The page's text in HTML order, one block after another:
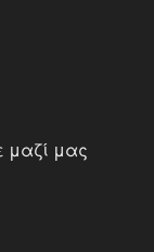
μαζί μας